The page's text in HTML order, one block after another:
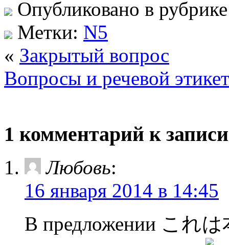
Опубликовано в
Метки: N5
« Закрытый вопрос
Вопросы и речевой этикет
1 комментарий к
Любовь:
16 января 2014 в 14:45
В предложении これ